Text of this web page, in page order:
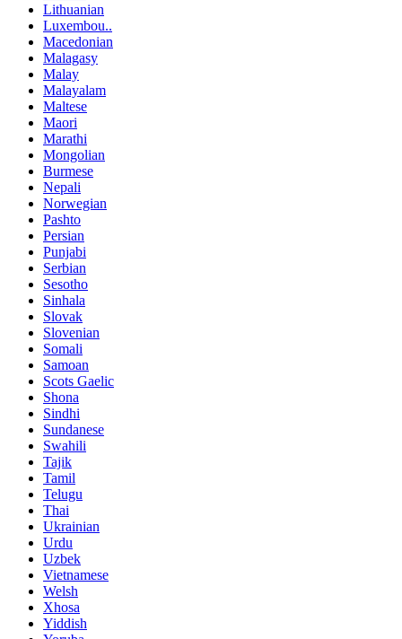
Lithuanian
Luxembou..
Macedonian
Malagasy
Malay
Malayalam
Maltese
Maori
Marathi
Mongolian
Burmese
Nepali
Norwegian
Pashto
Persian
Punjabi
Serbian
Sesotho
Sinhala
Slovak
Slovenian
Somali
Samoan
Scots Gaelic
Shona
Sindhi
Sundanese
Swahili
Tajik
Tamil
Telugu
Thai
Ukrainian
Urdu
Uzbek
Vietnamese
Welsh
Xhosa
Yiddish